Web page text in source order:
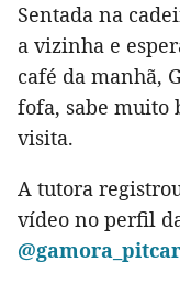
Sentada na
a vizinha e
café da manhã,
fofa, sabe muito
visita.
A tutora
vídeo no perfil